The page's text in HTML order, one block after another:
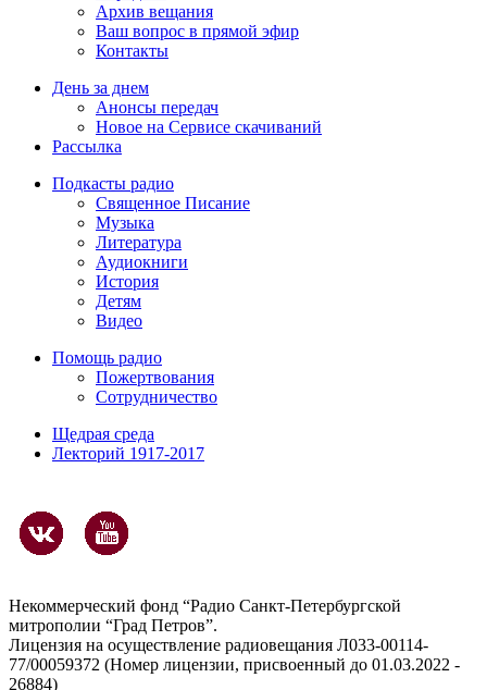
Архив вещания
Ваш вопрос в прямой эфир
Контакты
День за днем
Анонсы передач
Новое на Сервисе скачиваний
Рассылка
Подкасты радио
Священное Писание
Музыка
Литература
Аудиокниги
История
Детям
Видео
Помощь радио
Пожертвования
Сотрудничество
Щедрая среда
Лекторий 1917-2017
Некоммерческий фонд “Радио Санкт-Петербургской
митрополии “Град Петров”.
Лицензия на осуществление радиовещания Л033-00114-
77/00059372 (Номер лицензии, присвоенный до 01.03.2022 -
26884)